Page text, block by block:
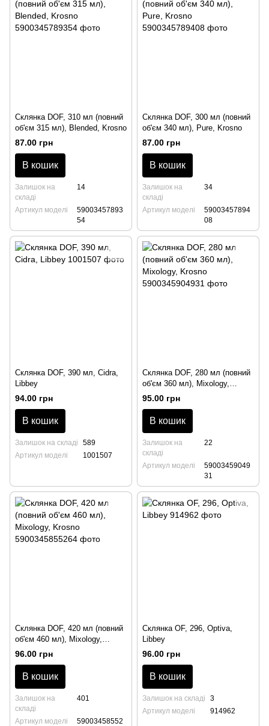
Склянка DOF, 310 мл (повний
об'єм 315 мл), Blended, Krosno
87.00 грн
В кошик
Залишок на
складі
14
Артикул моделі
59003457893
54
Склянка DOF, 300 мл (повний
об'єм 340 мл), Pure, Krosno
87.00 грн
В кошик
Залишок на
складі
34
Артикул моделі
59003457894
08
Склянка DOF, 390 мл, Cidra,
Libbey
94.00 грн
В кошик
Залишок на складі
589
Артикул моделі
1001507
Склянка DOF, 280 мл (повний
об'єм 360 мл), Mixology,
Krosno
95.00 грн
В кошик
Залишок на
складі
22
Артикул моделі
59003459049
31
Склянка DOF, 420 мл (повний
об'єм 460 мл), Mixology,
Krosno
96.00 грн
В кошик
Залишок на
складі
401
Артикул моделі
59003458552
Склянка OF, 296, Optiva,
Libbey
96.00 грн
В кошик
Залишок на складі
3
Артикул моделі
914962